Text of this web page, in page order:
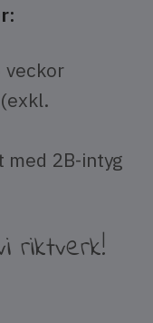
veckor
med 2B-intyg
riktverk!